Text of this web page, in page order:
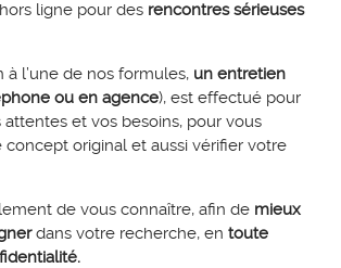
ligne pour des rencontres sérieuses
à l’une de nos formules, un entretien
ou en agence), est effectué pour
et vos besoins, pour vous
original et aussi vérifier votre
de vous connaître, afin de mieux
dans votre recherche, en toute